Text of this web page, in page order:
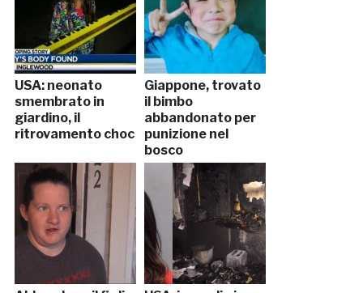
USA: neonato
smembrato in
giardino, il
ritrovamento choc
Giappone, trovato
il bimbo
abbandonato per
punizione nel
bosco